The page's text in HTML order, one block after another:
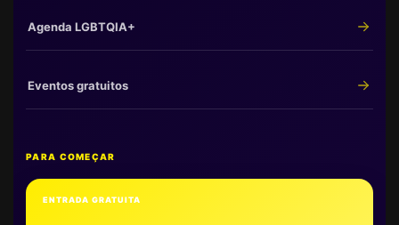
Agenda LGBTQIA+
Eventos gratuitos
PARA COMEÇAR
ENTRADA GRATUITA